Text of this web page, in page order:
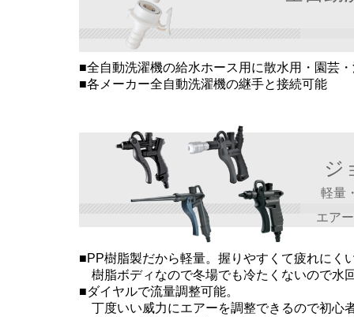
■全自動洗濯機の給水ホース用に散水用・園芸
■各メーカー全自動洗濯機の継手と接続可能
ジ
軽量
エアー配
■PP樹脂製だから軽量。握りやすくて疲れにく
樹脂ボディなので冬場でも冷たくないので水
■ダイヤルで流量調整可能。
丁度いい威力にエアーを調整できるので初心